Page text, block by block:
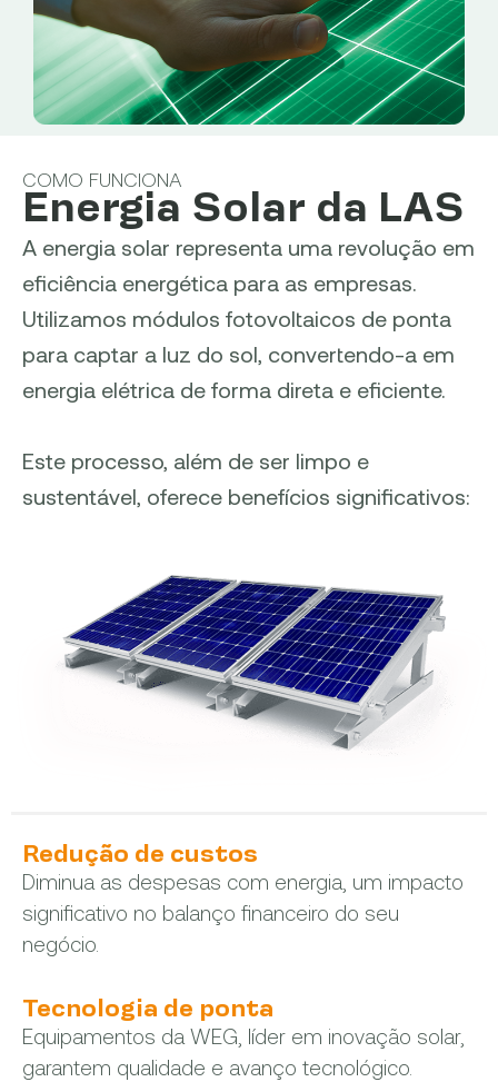
COMO FUNCIONA
Energia Solar da LAS
A energia solar representa uma revolução em
eficiência energética para as empresas.
Utilizamos módulos fotovoltaicos de ponta
para captar a luz do sol, convertendo-a em
energia elétrica de forma direta e eficiente.
Este processo, além de ser limpo e
sustentável, oferece benefícios significativos:
Redução de custos
Diminua as despesas com energia, um impacto
significativo no balanço financeiro do seu
negócio.
Tecnologia de ponta
Equipamentos da WEG, líder em inovação solar,
garantem qualidade e avanço tecnológico.